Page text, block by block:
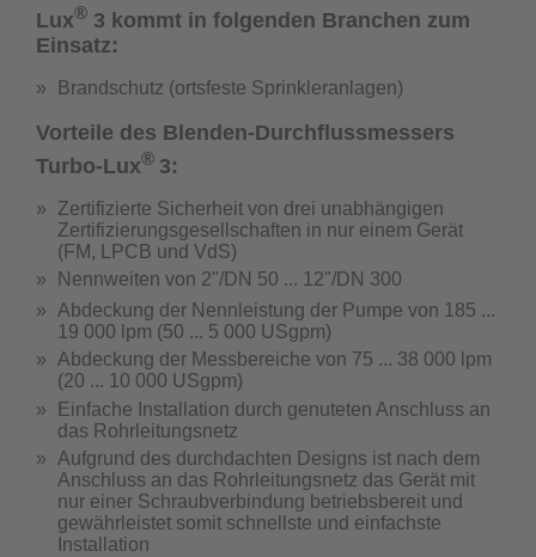
Lux®3 kommt in folgenden Branchen zum
Einsatz:
Brandschutz (ortsfeste Sprinkleranlagen)
Vorteile des Blenden-Durchflussmessers
Turbo-Lux® 3:
Zertifizierte Sicherheit von drei unabhängigen
Zertifizierungsgesellschaften in nur einem Gerät
(FM, LPCB und VdS)
Nennweiten von 2"/DN 50 ... 12"/DN 300
Abdeckung der Nennleistung der Pumpe von 185 ...
19 000 lpm (50 ... 5 000 USgpm)
Abdeckung der Messbereiche von 75 ... 38 000 lpm
(20 ... 10 000 USgpm)
Einfache Installation durch genuteten Anschluss an
das Rohrleitungsnetz
Aufgrund des durchdachten Designs ist nach dem
Anschluss an das Rohrleitungsnetz das Gerät mit
nur einer Schraubverbindung betriebsbereit und
gewährleistet somit schnellste und einfachste
Installation